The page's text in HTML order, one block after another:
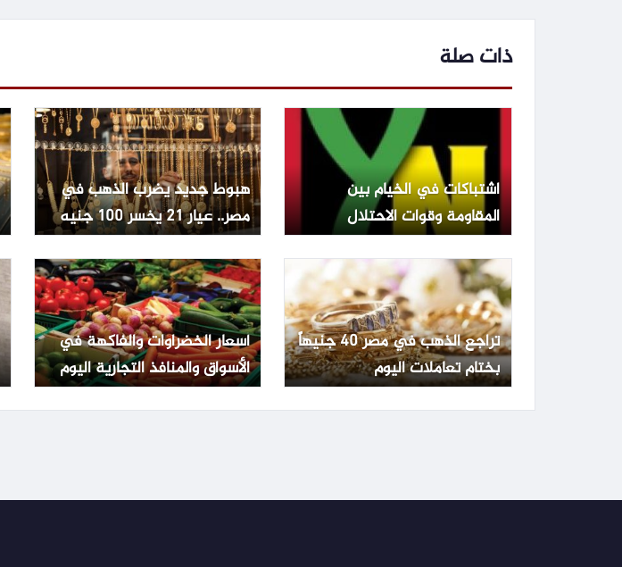
ذات صلة
اشتباكات في الخيام بين
المقاومة وقوات الاحتلال
هبوط جديد يضرب الذهب في
مصر.. عيار 21 يخسر 100 جنيه
تراجع الذهب في مصر 40 جنيهاً
بختام تعاملات اليوم
أسعار الخضراوات والفاكهة في
الأسواق والمنافذ التجارية اليوم
الجمعة 3 يوليو 2026